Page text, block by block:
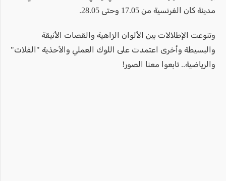
مدينة كان الفرنسية من 17.05 وحتى 28.05.
وتنوعت الإطلالات بين الألوان الزاهية والقصات الأنيقة
والبسيطة وأخرى اعتمدت على اللوك العملي والأحذية "الفلات"
والرياضية.. تابعوا معنا الصور!